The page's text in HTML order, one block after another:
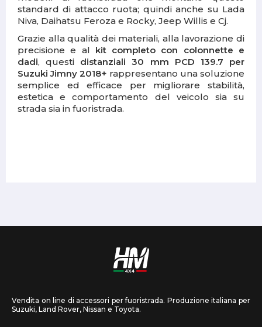
standard di attacco ruota; quindi anche su Lada
Niva, Daihatsu Feroza e Rocky, Jeep Willis e Cj.
Grazie alla qualità dei materiali, alla lavorazione di
precisione e al kit completo con colonnette e
dadi, questi distanziali 30 mm PCD 139.7 per
Suzuki Jimny 2018+ rappresentano una soluzione
semplice ed efficace per migliorare stabilità,
estetica e comportamento del veicolo sia su
strada sia in fuoristrada.
Vendita on line di accessori per fuoristrada. Produzione italiana per
Suzuki, Land Rover, Nissan e Toyota.